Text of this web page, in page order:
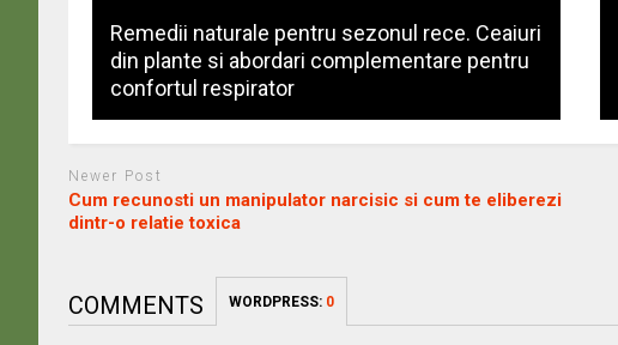
Remedii naturale pentru sezonul rece. Ceaiuri
din plante si abordari complementare pentru
confortul respirator
Newer Post
Cum recunosti un manipulator narcisic si cum te eliberezi
dintr-o relatie toxica
COMMENTS WORDPRESS: 0